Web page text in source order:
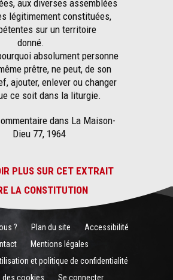
aux diverses assemblées
légitimement constituées,
sur un territoire
donné.
absolument personne
prêtre, ne peut, de son
ajouter, enlever ou changer
ce soit dans la liturgie.
dans La Maison-
Dieu 77, 1964
PLUS SUR CET EXTRAIT
LA CONSTITUTION
? Plan du site
Accessibilité
Mentions légales
et politique de confidentialité
des cookies
Se connecter